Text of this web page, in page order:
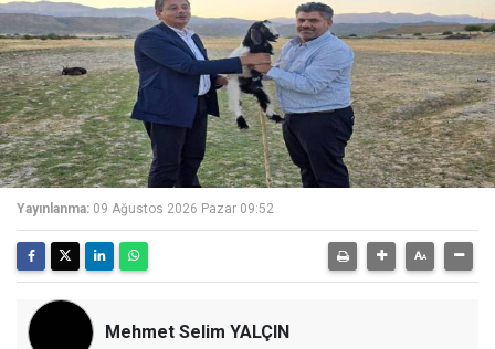
Yayınlanma: 09 Ağustos 2026 Pazar 09:52
Mehmet Selim YALÇIN